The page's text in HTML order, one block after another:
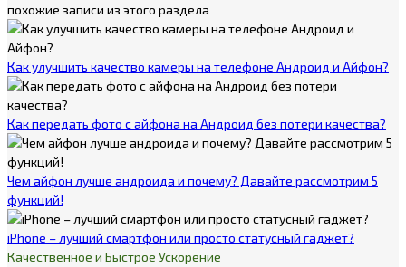
похожие записи из этого раздела
Как улучшить качество камеры на телефоне Андроид и Айфон?
Как передать фото с айфона на Андроид без потери качества?
Чем айфон лучше андроида и почему? Давайте рассмотрим 5
функций!
iPhone – лучший смартфон или просто статусный гаджет?
Качественное и Быстрое Ускорение